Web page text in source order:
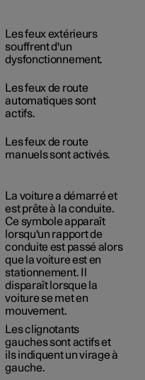
Les feux extérieurs
souffrent d'un
dysfonctionnement.
Les feux de route
automatiques sont
actifs.
Les feux de route
manuels sont activés.
La voiture a démarré et
est prête à la conduite.
Ce symbole apparaît
lorsqu'un rapport de
conduite est passé alors
que la voiture est en
stationnement. Il
disparaît lorsque la
voiture se met en
mouvement.
Les clignotants
gauches sont actifs et
ils indiquent un virage à
gauche.